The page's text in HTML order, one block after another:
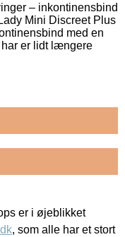
– inkontinensbind
Mini Discreet Plus
med en
har er lidt længere
er i øjeblikket
, som alle har et stort